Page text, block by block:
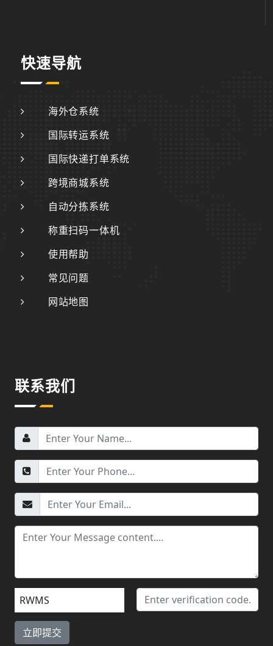
快速导航
海外仓系统
国际转运系统
国际快递打单系统
跨境商城系统
自动分拣系统
称重扫码一体机
使用帮助
常见问题
网站地图
联系我们
RWMS